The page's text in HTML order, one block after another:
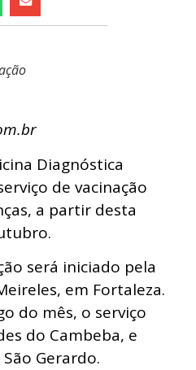
Diagnóstica
de vacinação
a partir desta
será iniciado pela
em Fortaleza.
do mês, o serviço
do Cambeba, e
Gerardo.